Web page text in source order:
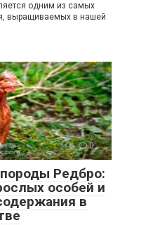
одним из самых
выращиваемых в нашей
0
Редбро:
особей и
в